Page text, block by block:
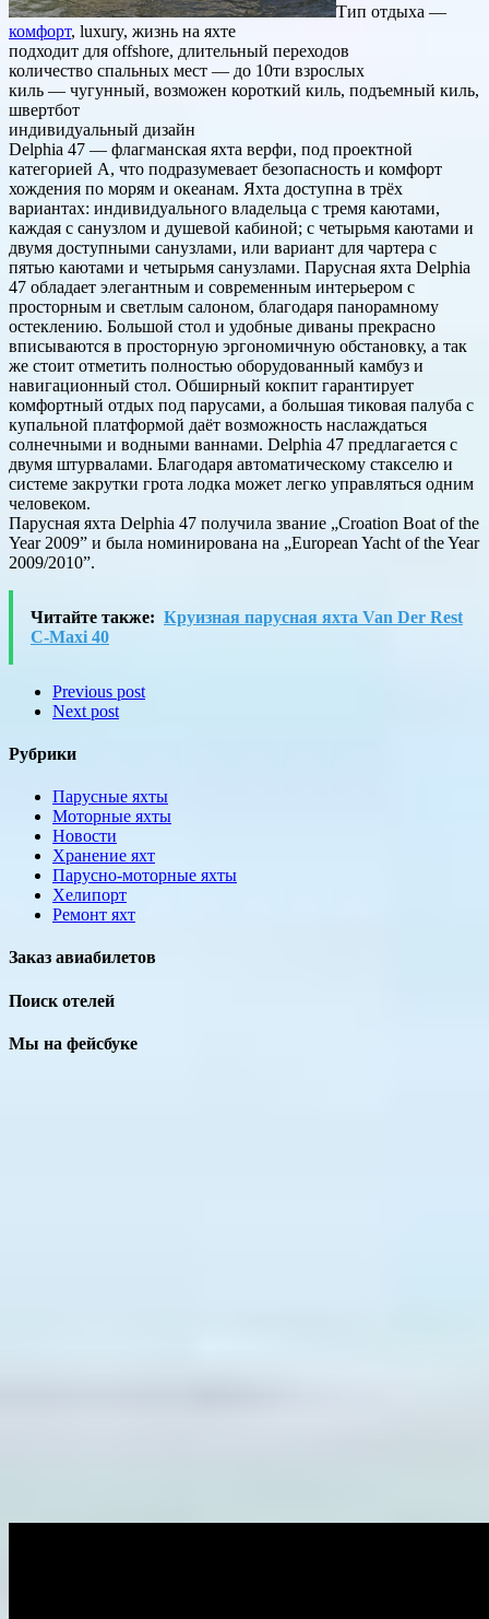
Тип отдыха —
комфорт, luxury, жизнь на яхте
подходит для offshore, длительный переходов
количество спальных мест — до 10ти взрослых
киль — чугунный, возможен короткий киль, подъемный киль,
швертбот
индивидуальный дизайн
Delphia 47 — флагманская яхта верфи, под проектной
категорией А, что подразумевает безопасность и комфорт
хождения по морям и океанам. Яхта доступна в трёх
вариантах: индивидуального владельца с тремя каютами,
каждая с санузлом и душевой кабиной; с четырьмя каютами и
двумя доступными санузлами, или вариант для чартера с
пятью каютами и четырьмя санузлами. Парусная яхта Delphia
47 обладает элегантным и современным интерьером с
просторным и светлым салоном, благодаря панорамному
остеклению. Большой стол и удобные диваны прекрасно
вписываются в просторную эргономичную обстановку, а так
же стоит отметить полностью оборудованный камбуз и
навигационный стол. Обширный кокпит гарантирует
комфортный отдых под парусами, а большая тиковая палуба с
купальной платформой даёт возможность наслаждаться
солнечными и водными ваннами. Delphia 47 предлагается с
двумя штурвалами. Благодаря автоматическому стакселю и
системе закрутки грота лодка может легко управляться одним
человеком.
Парусная яхта Delphia 47 получила звание „Croation Boat of the
Year 2009” и была номинирована на „European Yacht of the Year
2009/2010”.
Читайте также: Круизная парусная яхта Van Der Rest
C-Maxi 40
Previous post
Next post
Рубрики
Парусные яхты
Моторные яхты
Новости
Хранение яхт
Парусно-моторные яхты
Хелипорт
Ремонт яхт
Заказ авиабилетов
Поиск отелей
Мы на фейсбуке